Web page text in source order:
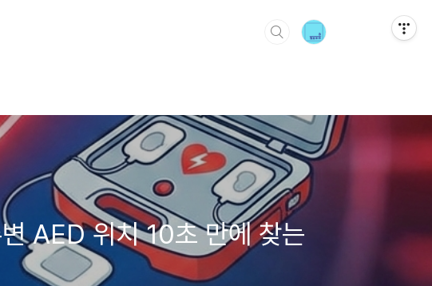
AED 위치 10초 만에 찾는